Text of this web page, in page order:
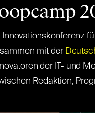
Innovationskonferenz
mit der
der IT- und
Redaktion,